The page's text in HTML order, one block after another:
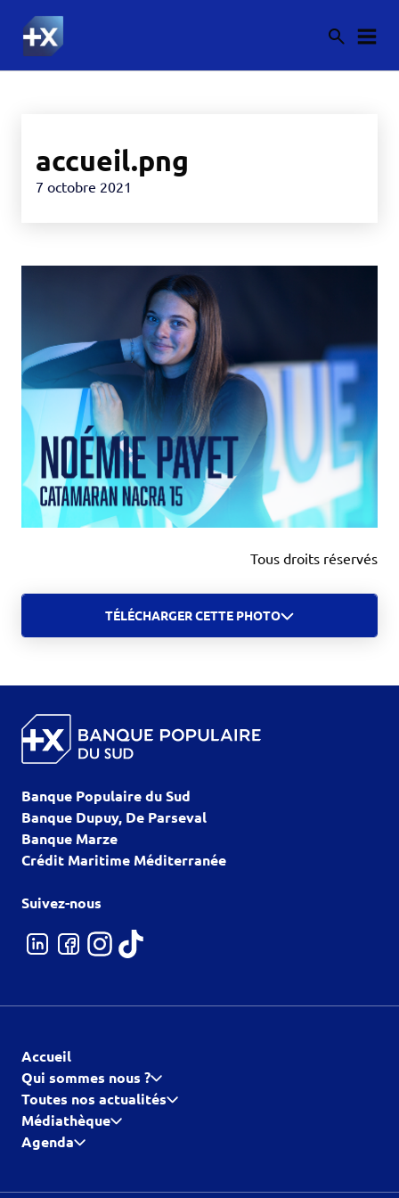
accueil.png
7 octobre 2021
Tous droits réservés
TÉLÉCHARGER CETTE PHOTO
Banque Populaire du Sud
Banque Dupuy, De Parseval
Banque Marze
Crédit Maritime Méditerranée
Suivez-nous
Accueil
Qui sommes nous ?
Toutes nos actualités
Médiathèque
Agenda